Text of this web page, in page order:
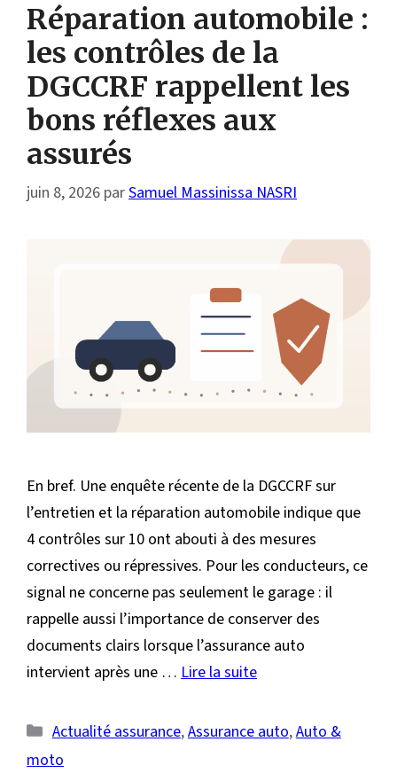
Réparation automobile :
les contrôles de la
DGCCRF rappellent les
bons réflexes aux
assurés
juin 8, 2026 parSamuel Massinissa NASRI
En bref. Une enquête récente de la DGCCRF sur
l’entretien et la réparation automobile indique que
4 contrôles sur 10 ont abouti à des mesures
correctives ou répressives. Pour les conducteurs, ce
signal ne concerne pas seulement le garage : il
rappelle aussi l’importance de conserver des
documents clairs lorsque l’assurance auto
intervient après une … Lire la suite
Catégories
Actualité assurance,Assurance auto,Auto &
moto